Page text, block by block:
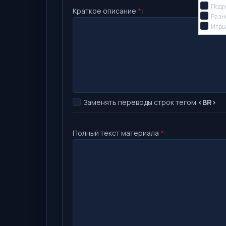
Игры
Краткое описание *:
Заменять переводы строк тегом <BR>
Полный текст материала *: